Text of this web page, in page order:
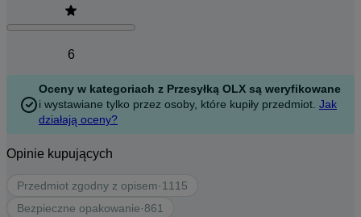
6
Oceny w kategoriach z Przesyłką OLX są weryfikowane
i wystawiane tylko przez osoby, które kupiły przedmiot. Jak
działają oceny?
Opinie kupujących
Przedmiot zgodny z opisem·1115
Bezpieczne opakowanie·861